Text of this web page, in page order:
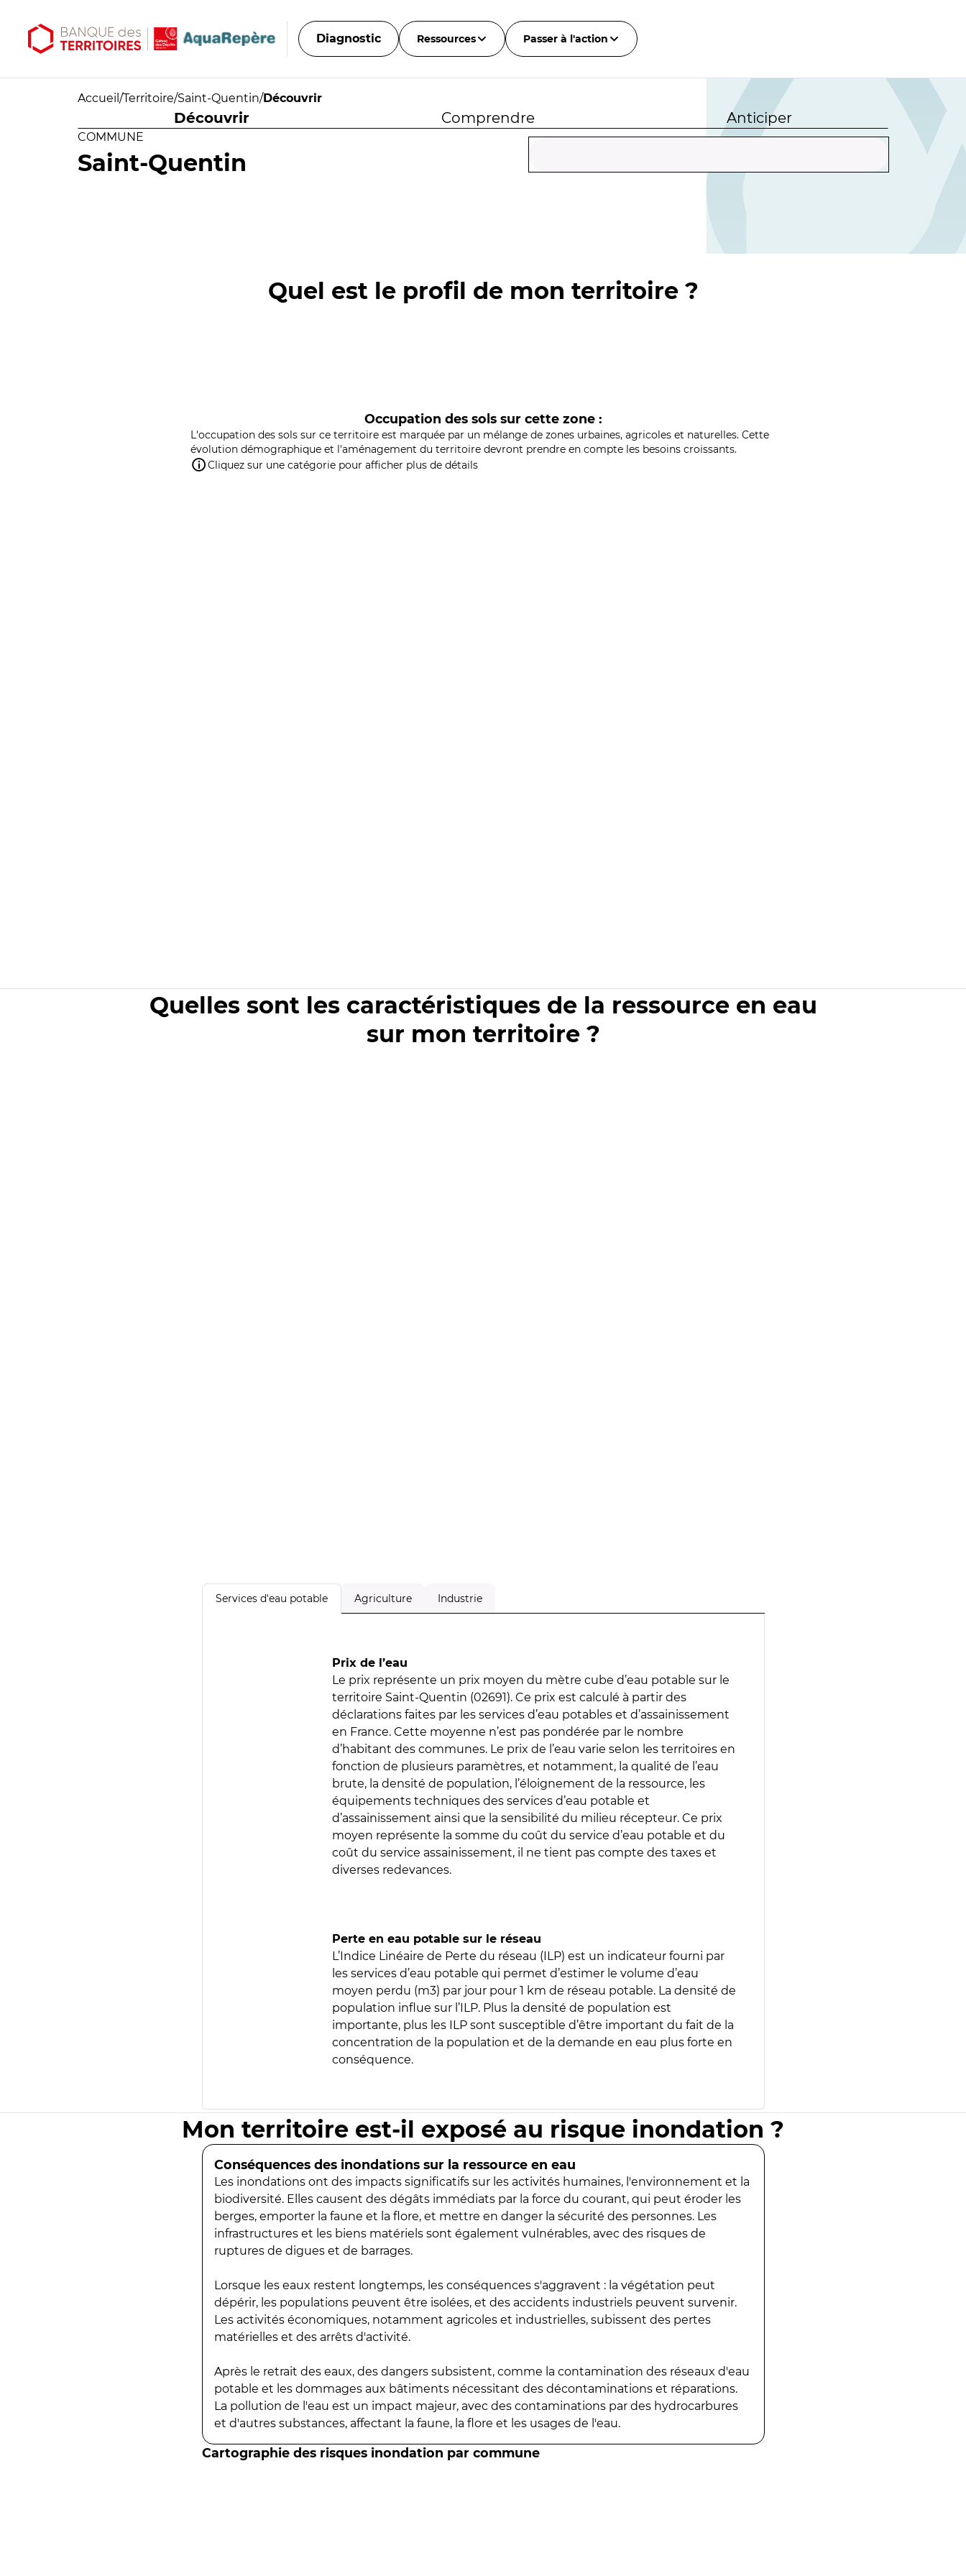
Diagnostic Ressources Passer à l'action
Accueil /Territoire/Saint-Quentin/Découvrir
Découvrir Comprendre Anticiper
COMMUNE
Saint-Quentin
Quel est le profil de mon territoire ?
Occupation des sols sur cette zone :
L'occupation des sols sur ce territoire est marquée par un mélange de zones urbaines, agricoles et naturelles. Cette
évolution démographique et l'aménagement du territoire devront prendre en compte les besoins croissants.
Cliquez sur une catégorie pour afficher plus de détails
Quelles sont les caractéristiques de la ressource en eau
sur mon territoire ?
Services d'eau potable Agriculture Industrie
Prix de l’eau
Le prix représente un prix moyen du mètre cube d’eau potable sur le
territoire Saint-Quentin (02691). Ce prix est calculé à partir des
déclarations faites par les services d’eau potables et d’assainissement
en France. Cette moyenne n’est pas pondérée par le nombre
d’habitant des communes. Le prix de l’eau varie selon les territoires en
fonction de plusieurs paramètres, et notamment, la qualité de l’eau
brute, la densité de population, l’éloignement de la ressource, les
équipements techniques des services d’eau potable et
d’assainissement ainsi que la sensibilité du milieu récepteur. Ce prix
moyen représente la somme du coût du service d’eau potable et du
coût du service assainissement, il ne tient pas compte des taxes et
diverses redevances.
Perte en eau potable sur le réseau
L’Indice Linéaire de Perte du réseau (ILP) est un indicateur fourni par
les services d’eau potable qui permet d’estimer le volume d’eau
moyen perdu (m3) par jour pour 1 km de réseau potable. La densité de
population influe sur l’ILP. Plus la densité de population est
importante, plus les ILP sont susceptible d’être important du fait de la
concentration de la population et de la demande en eau plus forte en
conséquence.
Mon territoire est-il exposé au risque inondation ?
Conséquences des inondations sur la ressource en eau
Les inondations ont des impacts significatifs sur les activités humaines, l'environnement et la
biodiversité. Elles causent des dégâts immédiats par la force du courant, qui peut éroder les
berges, emporter la faune et la flore, et mettre en danger la sécurité des personnes. Les
infrastructures et les biens matériels sont également vulnérables, avec des risques de
ruptures de digues et de barrages.
Lorsque les eaux restent longtemps, les conséquences s'aggravent : la végétation peut
dépérir, les populations peuvent être isolées, et des accidents industriels peuvent survenir.
Les activités économiques, notamment agricoles et industrielles, subissent des pertes
matérielles et des arrêts d'activité.
Après le retrait des eaux, des dangers subsistent, comme la contamination des réseaux d'eau
potable et les dommages aux bâtiments nécessitant des décontaminations et réparations.
La pollution de l'eau est un impact majeur, avec des contaminations par des hydrocarbures
et d'autres substances, affectant la faune, la flore et les usages de l'eau.
Cartographie des risques inondation par commune